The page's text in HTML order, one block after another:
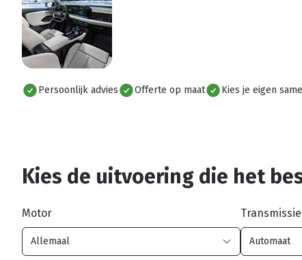
Alles bekijken
Persoonlijk advies Offerte op maat Kies je eigen
Kies de uitvoering die het
Motor Transmissie